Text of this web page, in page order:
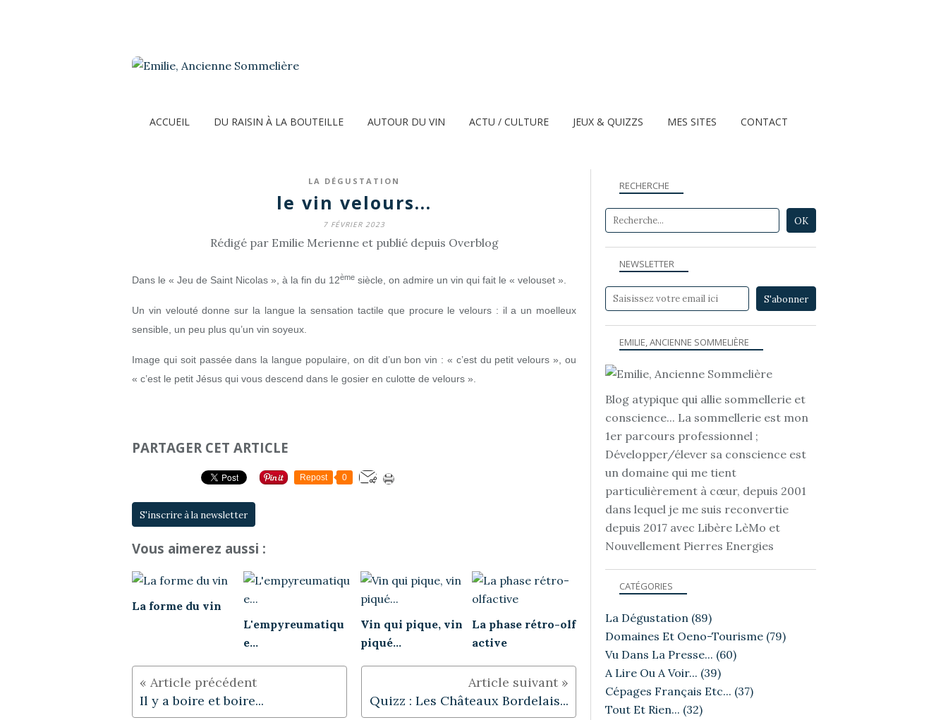
ACCUEIL DU RAISIN À LA BOUTEILLE AUTOUR DU VIN ACTU / CULTURE JEUX & QUIZZS MES SITES CONTACT
LA DÉGUSTATION
le vin velours...
7 FÉVRIER 2023
Rédigé par Emilie Merienne et publié depuis Overblog
Dans le « Jeu de Saint Nicolas », à la fin du 12ème siècle, on admire un vin qui fait le « velouset ».
Un vin velouté donne sur la langue la sensation tactile que procure le velours : il a un moelleux
sensible, un peu plus qu’un vin soyeux.
Image qui soit passée dans la langue populaire, on dit d’un bon vin : « c’est du petit velours », ou
« c’est le petit Jésus qui vous descend dans le gosier en culotte de velours ».
PARTAGER CET ARTICLE
Repost 0
S'inscrire à la newsletter
Vous aimerez aussi :
La forme du vin
L'empyreumatiqu
e...
Vin qui pique, vin
piqué...
La phase rétro-olf
active
Il y a boire et boire... Quizz : Les Châteaux Bordelais...
NEWSLETTER
RECHERCHE
EMILIE, ANCIENNE SOMMELIÈRE
Blog atypique qui allie sommellerie et
conscience... La sommellerie est mon
1er parcours professionnel ;
Développer/élever sa conscience est
un domaine qui me tient
particulièrement à cœur, depuis 2001
dans lequel je me suis reconvertie
depuis 2017 avec Libère LèMo et
Nouvellement Pierres Energies
CATÉGORIES
La Dégustation (89)
Domaines Et Oeno-Tourisme (79)
Vu Dans La Presse... (60)
A Lire Ou A Voir... (39)
Cépages Français Etc... (37)
Tout Et Rien... (32)